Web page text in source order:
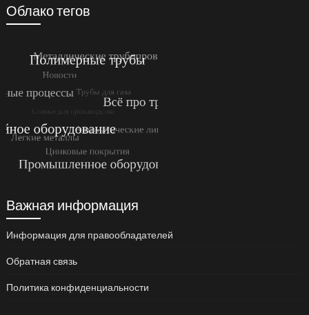
Облако тегов
Важная информация
Информация для правообладателей
Обратная связь
Политика конфиденциальности